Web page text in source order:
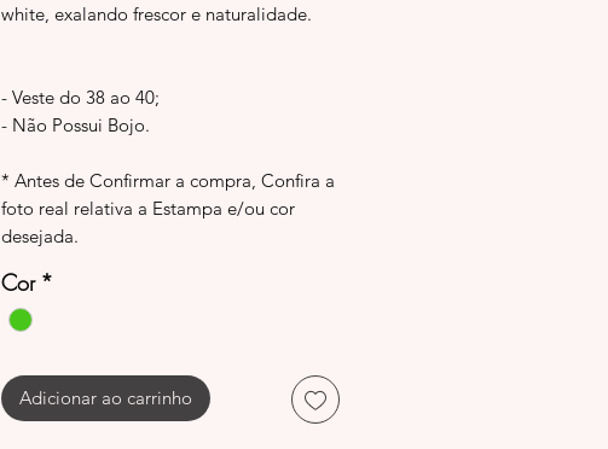
white, exalando frescor e naturalidade.
- Veste do 38 ao 40;
- Não Possui Bojo.
* Antes de Confirmar a compra, Confira a
foto real relativa a Estampa e/ou cor
desejada.
Cor *
Adicionar ao carrinho